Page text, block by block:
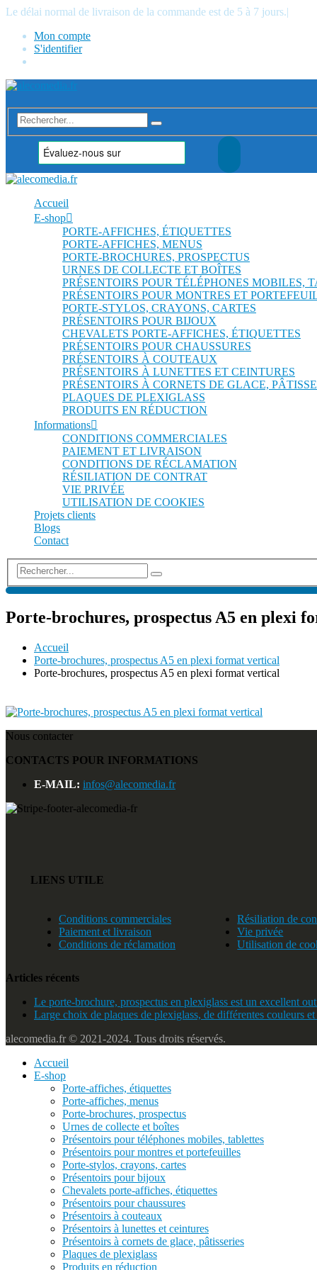
Le délai normal de livraison de la commande est de 5 à 7 jours.|
Mon compte
S'identifier
Accueil
E-shop
PORTE-AFFICHES, ÉTIQUETTES
PORTE-AFFICHES, MENUS
PORTE-BROCHURES, PROSPECTUS
URNES DE COLLECTE ET BOÎTES
PRÉSENTOIRS POUR TÉLÉPHONES MOBILES,
PRÉSENTOIRS POUR MONTRES ET
PORTE-STYLOS, CRAYONS, CARTES
PRÉSENTOIRS POUR BIJOUX
CHEVALETS PORTE-AFFICHES, ÉTIQUETTES
PRÉSENTOIRS POUR CHAUSSURES
PRÉSENTOIRS À COUTEAUX
PRÉSENTOIRS À LUNETTES ET CEINTURES
PRÉSENTOIRS À CORNETS DE GLACE,
PLAQUES DE PLEXIGLASS
PRODUITS EN RÉDUCTION
Informations
CONDITIONS COMMERCIALES
PAIEMENT ET LIVRAISON
CONDITIONS DE RÉCLAMATION
RÉSILIATION DE CONTRAT
VIE PRIVÉE
UTILISATION DE COOKIES
Projets clients
Blogs
Contact
Porte-brochures, prospectus A5 en plexi
Accueil
Porte-brochures, prospectus A5 en plexi format vertical
Porte-brochures, prospectus A5 en plexi format vertical
Nous contacter
CONTACTS POUR INFORMATIONS
E-MAIL: infos@alecomedia.fr
LIENS UTILE
Conditions commerciales
Paiement et livraison
Conditions de réclamation
Résiliation de
Vie privée
Utilisation de
Articles récents
Le porte-brochure, prospectus en plexiglass est un excellent
Large choix de plaques de plexiglass, de différentes couleurs et
alecomedia.fr © 2021-2024. Tous droits réservés.
Accueil
E-shop
Porte-affiches, étiquettes
Porte-affiches, menus
Porte-brochures, prospectus
Urnes de collecte et boîtes
Présentoirs pour téléphones mobiles, tablettes
Présentoirs pour montres et portefeuilles
Porte-stylos, crayons, cartes
Présentoirs pour bijoux
Chevalets porte-affiches, étiquettes
Présentoirs pour chaussures
Présentoirs à couteaux
Présentoirs à lunettes et ceintures
Présentoirs à cornets de glace, pâtisseries
Plaques de plexiglass
Produits en réduction